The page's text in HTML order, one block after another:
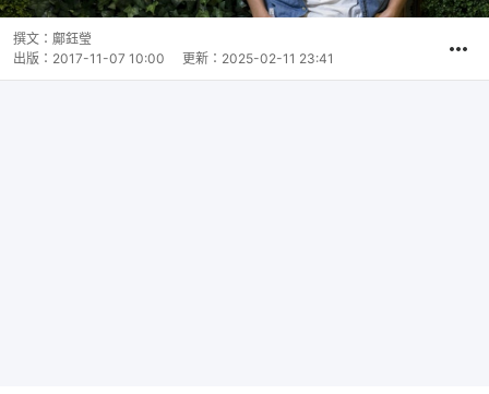
撰文： 鄺鈺瑩
出版： 2017-11-07 10:00 更新： 2025-02-11 23:41